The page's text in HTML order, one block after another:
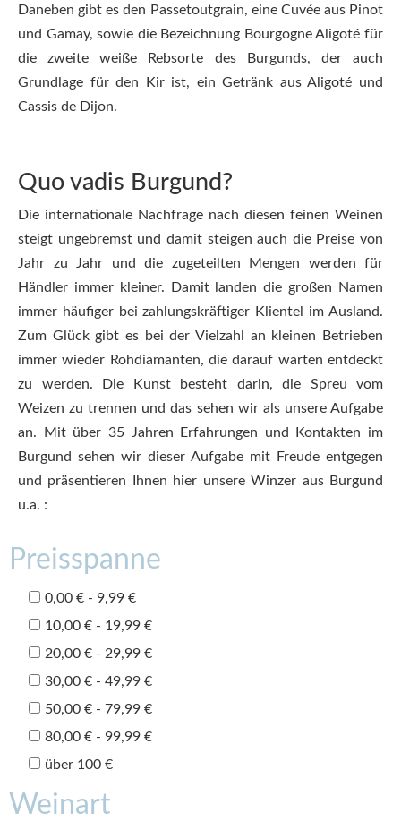
Daneben gibt es den Passetoutgrain, eine Cuvée aus Pinot
und Gamay, sowie die Bezeichnung Bourgogne Aligoté für
die zweite weiße Rebsorte des Burgunds, der auch
Grundlage für den Kir ist, ein Getränk aus Aligoté und
Cassis de Dijon.
Quo vadis Burgund?
Die internationale Nachfrage nach diesen feinen Weinen
steigt ungebremst und damit steigen auch die Preise von
Jahr zu Jahr und die zugeteilten Mengen werden für
Händler immer kleiner. Damit landen die großen Namen
immer häufiger bei zahlungskräftiger Klientel im Ausland.
Zum Glück gibt es bei der Vielzahl an kleinen Betrieben
immer wieder Rohdiamanten, die darauf warten entdeckt
zu werden. Die Kunst besteht darin, die Spreu vom
Weizen zu trennen und das sehen wir als unsere Aufgabe
an. Mit über 35 Jahren Erfahrungen und Kontakten im
Burgund sehen wir dieser Aufgabe mit Freude entgegen
und präsentieren Ihnen hier unsere Winzer aus Burgund
u.a. :
Preisspanne
0,00 € - 9,99 €
10,00 € - 19,99 €
20,00 € - 29,99 €
30,00 € - 49,99 €
50,00 € - 79,99 €
80,00 € - 99,99 €
über 100 €
Weinart